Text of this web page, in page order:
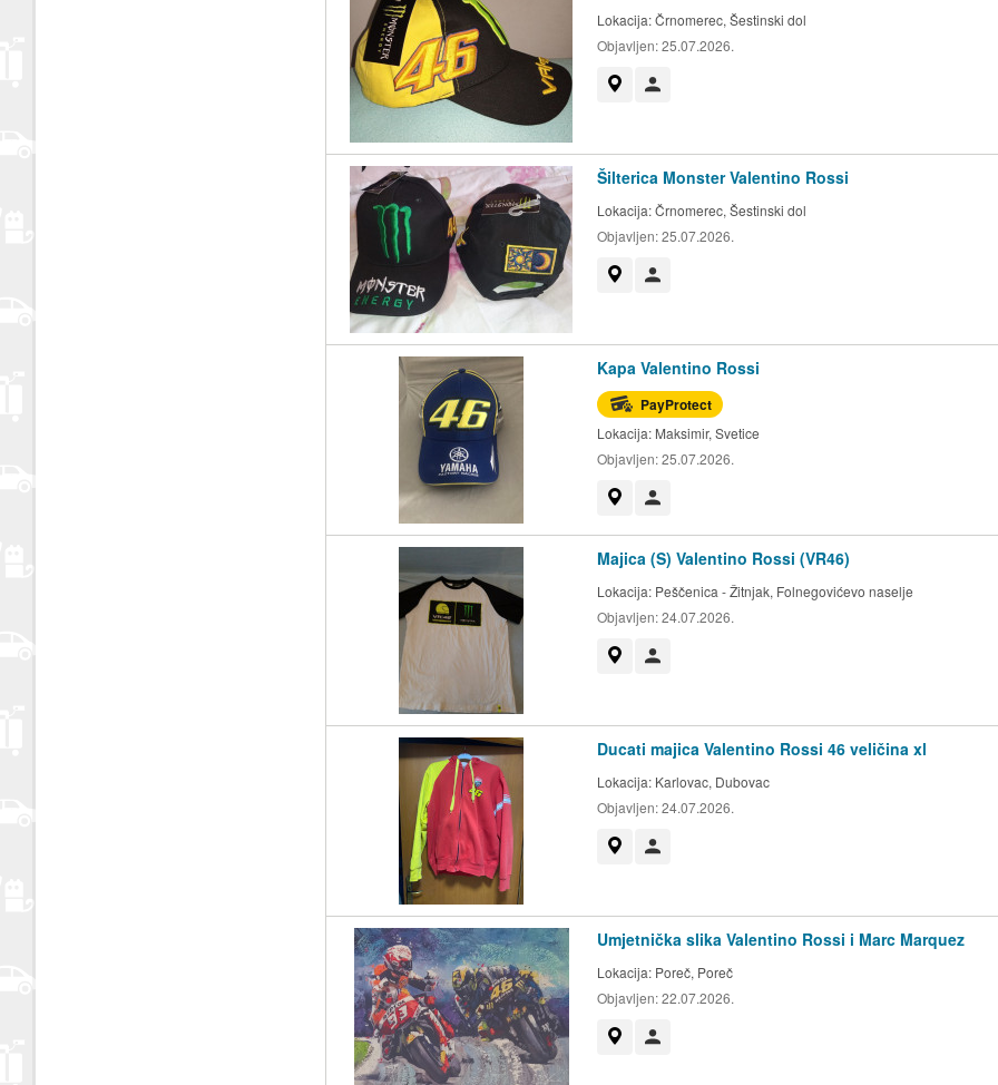
Lokacija:Črnomerec, Šestinski dol
Objavljen:25.07.2026.
Šilterica Monster Valentino Rossi
Lokacija:Črnomerec, Šestinski dol
Objavljen:25.07.2026.
Kapa Valentino Rossi
PayProtect
Lokacija: Maksimir, Svetice
Objavljen:25.07.2026.
Majica (S) Valentino Rossi (VR46)
Lokacija: Peščenica - Žitnjak, Folnegovićevo naselje
Objavljen:24.07.2026.
Ducati majica Valentino Rossi 46 veličina xl
Lokacija: Karlovac, Dubovac
Objavljen:24.07.2026.
Umjetnička slika Valentino Rossi i Marc Marquez
Lokacija: Poreč, Poreč
Objavljen:22.07.2026.